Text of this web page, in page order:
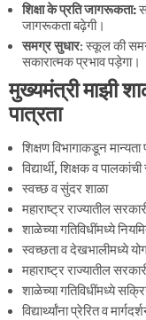
शिक्षा के प्रति जागरूकता:
जागरूकता बढ़ेगी।
समग्र सुधार: स्कूल की
सकारात्मक प्रभाव पड़ेगा।
मुख्यमंत्री माझी
पात्रता
शिक्षण विभागाकडून मान्यता
विद्यार्थी, शिक्षक व
स्वच्छ व सुंदर शाळा
महाराष्ट्र राज्यातील
शाळेच्या गतिविधींमध्ये
स्वच्छता व देखभालीमध्ये
महाराष्ट्र राज्यातील
शाळेच्या गतिविधींमध्ये
विद्यार्थ्यांना प्रेरित व